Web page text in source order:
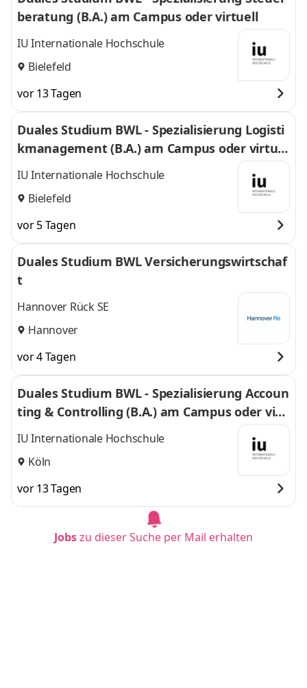
beratung (B.A.) am Campus oder virtuell
IU Internationale Hochschule
Bielefeld
vor 13 Tagen
Duales Studium BWL - Spezialisierung Logisti
kmanagement (B.A.) am Campus oder virtuel
l
IU Internationale Hochschule
Bielefeld
vor 5 Tagen
Duales Studium BWL Versicherungswirtschaf
t
Hannover Rück SE
Hannover
vor 4 Tagen
Duales Studium BWL - Spezialisierung Accoun
ting & Controlling (B.A.) am Campus oder virt
uell
IU Internationale Hochschule
Köln
vor 13 Tagen
Jobszu dieser Suche per Mail erhalten